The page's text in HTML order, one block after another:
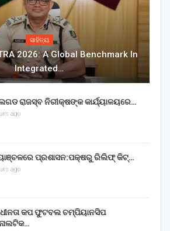
ସାହିତ୍ୟ
2026: A Global Benchmark In
Integrated…
ରାଜସ୍ବ ନିରୀକ୍ଷଙ୍କ କାର୍ଯ୍ୟାଳୟରେ…
ago
ପ୍ରଶାସନ:ପକ୍ଷରୁ ରିଲିଫ୍ କିଟ୍…
ago
କପ ଫୁଟବଲ ଚମ୍ପିୟାନସିପ